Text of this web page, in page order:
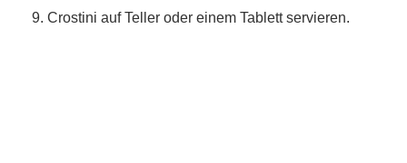
Crostini auf Teller oder einem Tablett servieren.